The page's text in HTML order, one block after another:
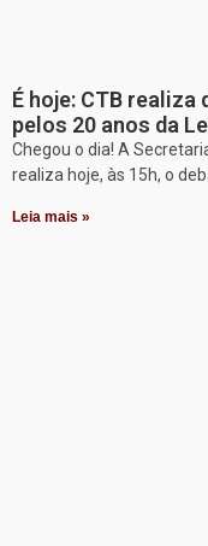
É hoje: CTB
pelos 20 anos da
Chegou o dia! A
realiza hoje, às 15h, o
Leia mais »